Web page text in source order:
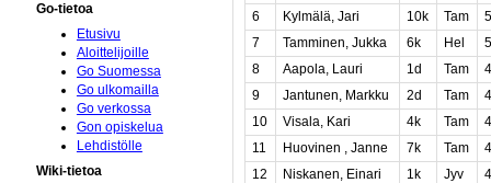
6
Kylmälä, Jari 10k Tam
5
7
Tamminen, Jukka 6k Hel
5
8
Aapola, Lauri 1d Tam
4
9
Jantunen, Markku 2d Tam
4
10
Visala, Kari 4k Tam
4
11
Huovinen , Janne 7k Tam
4
12
Niskanen, Einari 1k Jyv
4
Go-tietoa
Etusivu
Aloittelijoille
Go Suomessa
Go ulkomailla
Go verkossa
Gon opiskelua
Lehdistölle
Wiki-tietoa